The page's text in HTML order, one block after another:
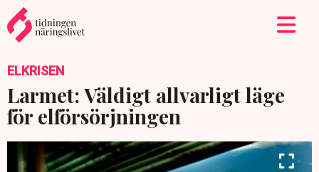
ELKRISEN
Larmet: Väldigt allvarligt läge
för elförsörjningen